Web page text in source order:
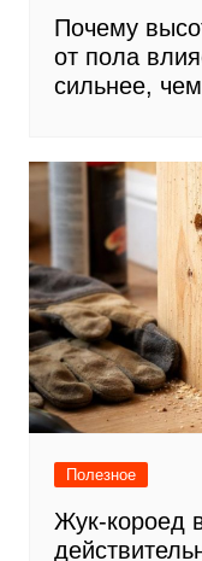
Почему
от пола
сильнее,
Полезное
Жук-короед